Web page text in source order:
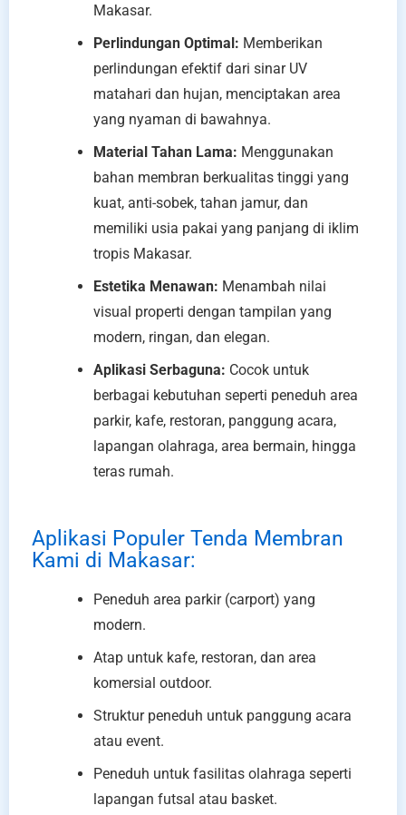
Makasar.
Perlindungan Optimal: Memberikan
perlindungan efektif dari sinar UV
matahari dan hujan, menciptakan area
yang nyaman di bawahnya.
Material Tahan Lama: Menggunakan
bahan membran berkualitas tinggi yang
kuat, anti-sobek, tahan jamur, dan
memiliki usia pakai yang panjang di iklim
tropis Makasar.
Estetika Menawan: Menambah nilai
visual properti dengan tampilan yang
modern, ringan, dan elegan.
Aplikasi Serbaguna: Cocok untuk
berbagai kebutuhan seperti peneduh area
parkir, kafe, restoran, panggung acara,
lapangan olahraga, area bermain, hingga
teras rumah.
Aplikasi Populer Tenda Membran
Kami di Makasar:
Peneduh area parkir (carport) yang
modern.
Atap untuk kafe, restoran, dan area
komersial outdoor.
Struktur peneduh untuk panggung acara
atau event.
Peneduh untuk fasilitas olahraga seperti
lapangan futsal atau basket.